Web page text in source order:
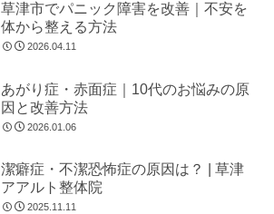
草津市でパニック障害を改善｜不安を
体から整える方法
2026.04.11
あがり症・赤面症｜10代のお悩みの原
因と改善方法
2026.01.06
潔癖症・不潔恐怖症の原因は？ | 草津
アアルト整体院
2025.11.11